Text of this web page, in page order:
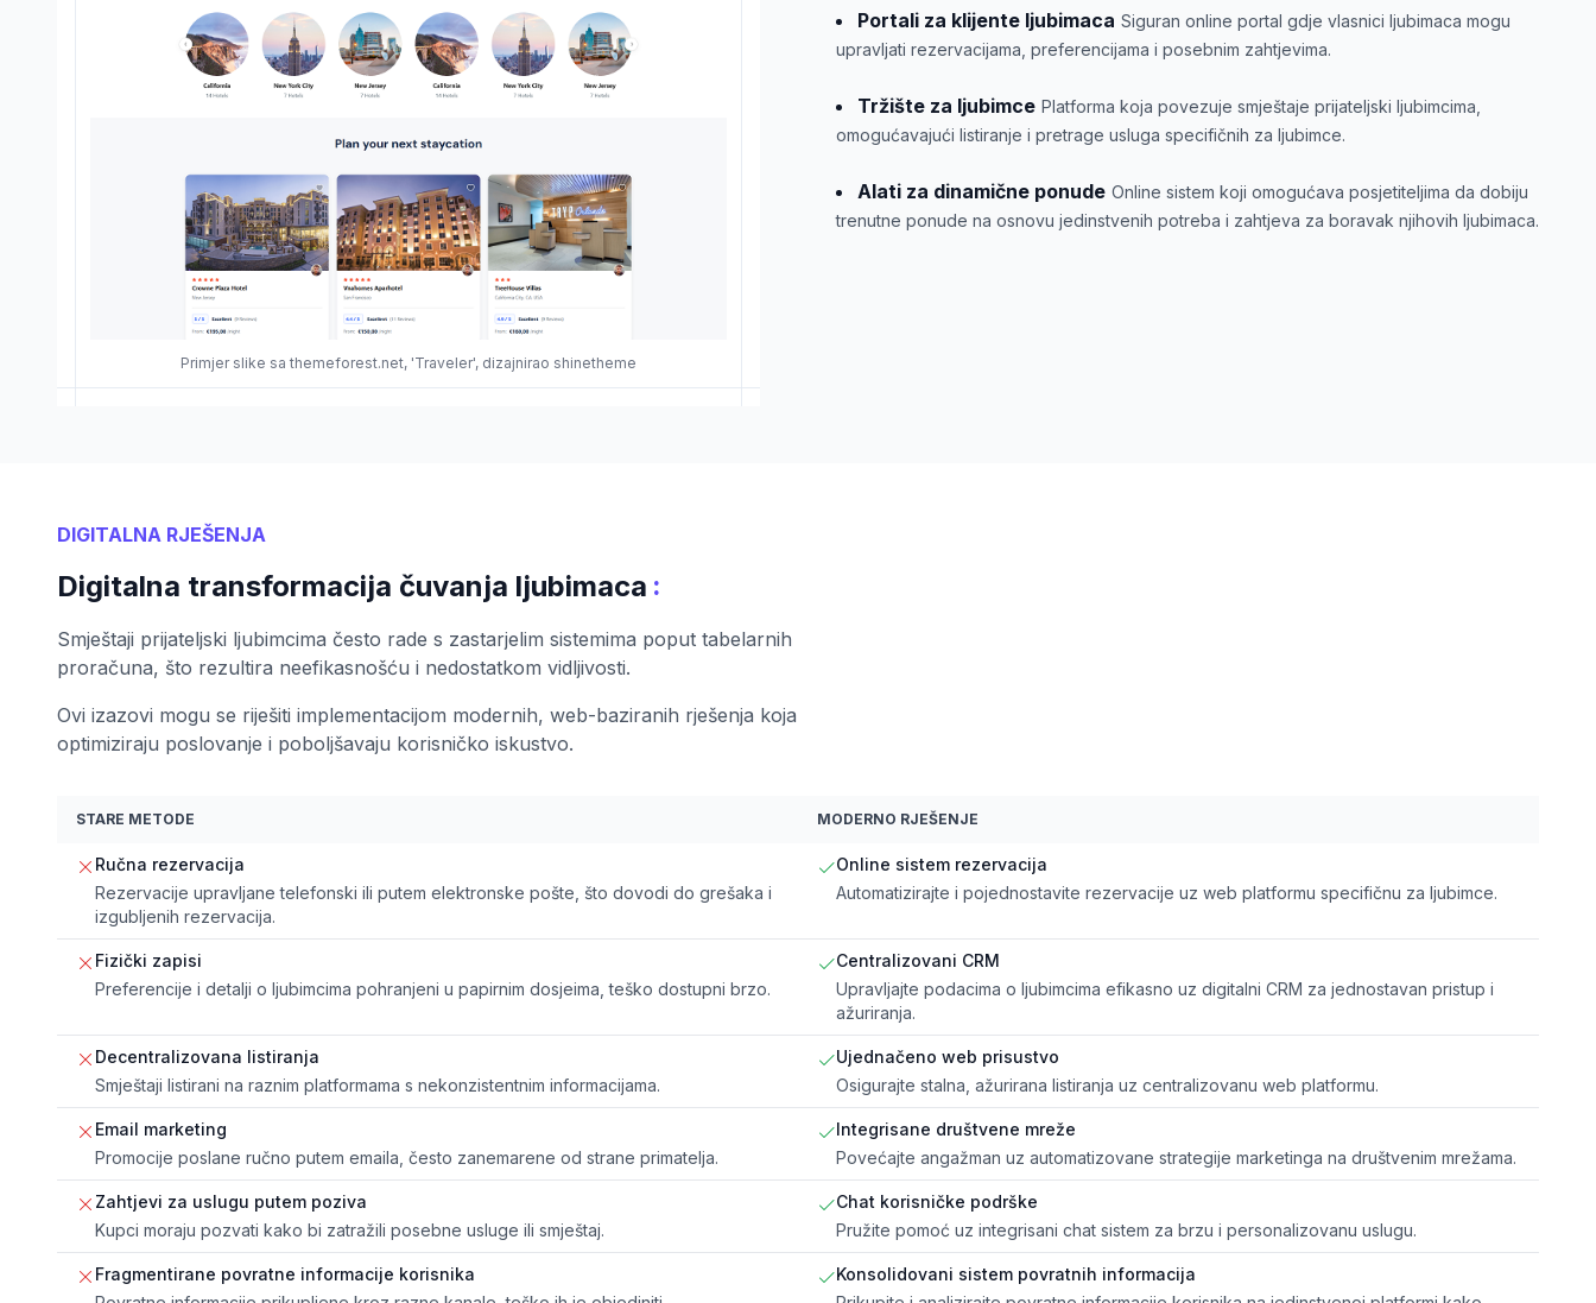
Primjer slike sa themeforest.net, 'Traveler', dizajnirao shinetheme
Portali za klijente ljubimaca Siguran online portal gdje vlasnici ljubimaca mogu
upravljati rezervacijama, preferencijama i posebnim zahtjevima.
Tržište za ljubimce Platforma koja povezuje smještaje prijateljski ljubimcima,
omogućavajući listiranje i pretrage usluga specifičnih za ljubimce.
Alati za dinamične ponude Online sistem koji omogućava posjetiteljima da dobiju
trenutne ponude na osnovu jedinstvenih potreba i zahtjeva za boravak njihovih ljubimaca.
DIGITALNA RJEŠENJA
Digitalna transformacija čuvanja ljubimaca :
Smještaji prijateljski ljubimcima često rade s zastarjelim sistemima poput tabelarnih
proračuna, što rezultira neefikasnošću i nedostatkom vidljivosti.
Ovi izazovi mogu se riješiti implementacijom modernih, web-baziranih rješenja koja
optimiziraju poslovanje i poboljšavaju korisničko iskustvo.
STARE METODE MODERNO RJEŠENJE
Ručna rezervacija
Rezervacije upravljane telefonski ili putem elektronske pošte, što dovodi do grešaka i
izgubljenih rezervacija.
Online sistem rezervacija
Automatizirajte i pojednostavite rezervacije uz web platformu specifičnu za ljubimce.
Fizički zapisi
Preferencije i detalji o ljubimcima pohranjeni u papirnim dosjeima, teško dostupni brzo.
Centralizovani CRM
Upravljajte podacima o ljubimcima efikasno uz digitalni CRM za jednostavan pristup i
ažuriranja.
Decentralizovana listiranja
Smještaji listirani na raznim platformama s nekonzistentnim informacijama.
Ujednačeno web prisustvo
Osigurajte stalna, ažurirana listiranja uz centralizovanu web platformu.
Email marketing
Promocije poslane ručno putem emaila, često zanemarene od strane primatelja.
Integrisane društvene mreže
Povećajte angažman uz automatizovane strategije marketinga na društvenim mrežama.
Zahtjevi za uslugu putem poziva
Kupci moraju pozvati kako bi zatražili posebne usluge ili smještaj.
Chat korisničke podrške
Pružite pomoć uz integrisani chat sistem za brzu i personalizovanu uslugu.
Fragmentirane povratne informacije korisnika
Konsolidovani sistem povratnih informacija